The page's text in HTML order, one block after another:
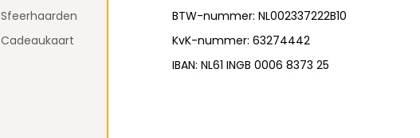
Sfeerhaarden
Cadeaukaart
BTW-nummer: NL002337222B10
KvK-nummer: 63274442
IBAN: NL61 INGB 0006 8373 25